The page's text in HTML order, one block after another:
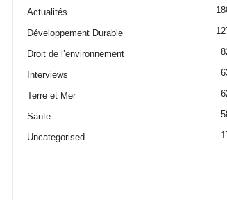
Actualités
Développement Durable
Droit de l’environnement
Interviews
Terre et Mer
Sante
Uncategorised